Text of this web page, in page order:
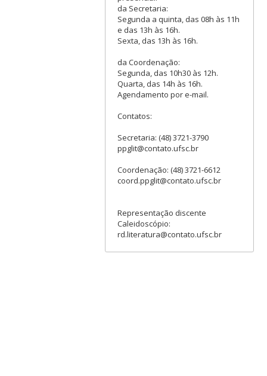
da Secretaria:
Segunda a quinta, das 08h às 11h
e das 13h às 16h.
Sexta, das 13h às 16h.
da Coordenação:
Segunda, das 10h30 às 12h.
Quarta, das 14h às 16h.
Agendamento por e-mail.
Contatos:
Secretaria: (48) 3721-3790
ppglit@contato.ufsc.br
Coordenação: (48) 3721-6612
coord.ppglit@contato.ufsc.br
Representação discente
Caleidoscópio:
rd.literatura@contato.ufsc.br